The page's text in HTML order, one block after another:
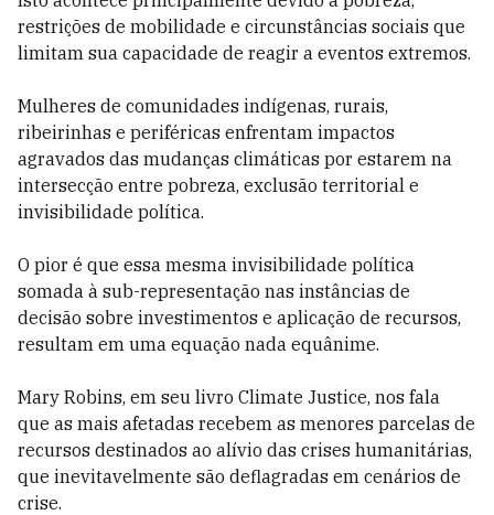
restrições de mobilidade e circunstâncias sociais que
limitam sua capacidade de reagir a eventos extremos.
Mulheres de comunidades indígenas, rurais,
ribeirinhas e periféricas enfrentam impactos
agravados das mudanças climáticas por estarem na
intersecção entre pobreza, exclusão territorial e
invisibilidade política.
O pior é que essa mesma invisibilidade política
somada à sub-representação nas instâncias de
decisão sobre investimentos e aplicação de recursos,
resultam em uma equação nada equânime.
Mary Robins, em seu livro Climate Justice, nos fala
que as mais afetadas recebem as menores parcelas de
recursos destinados ao alívio das crises humanitárias,
que inevitavelmente são deflagradas em cenários de
crise.